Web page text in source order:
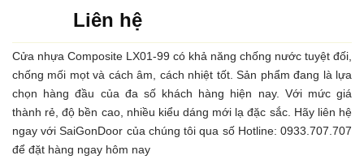
Liên hệ
Cửa nhựa Composite LX01-99 có khả năng chống nước tuyệt đối,
chống mối mọt và cách âm, cách nhiệt tốt. Sản phẩm đang là lựa
chọn hàng đầu của đa số khách hàng hiện nay. Với mức giá
thành rẻ, độ bền cao, nhiều kiểu dáng mới lạ đặc sắc. Hãy liên hệ
ngay với SaiGonDoor của chúng tôi qua số Hotline: 0933.707.707
để đặt hàng ngay hôm nay